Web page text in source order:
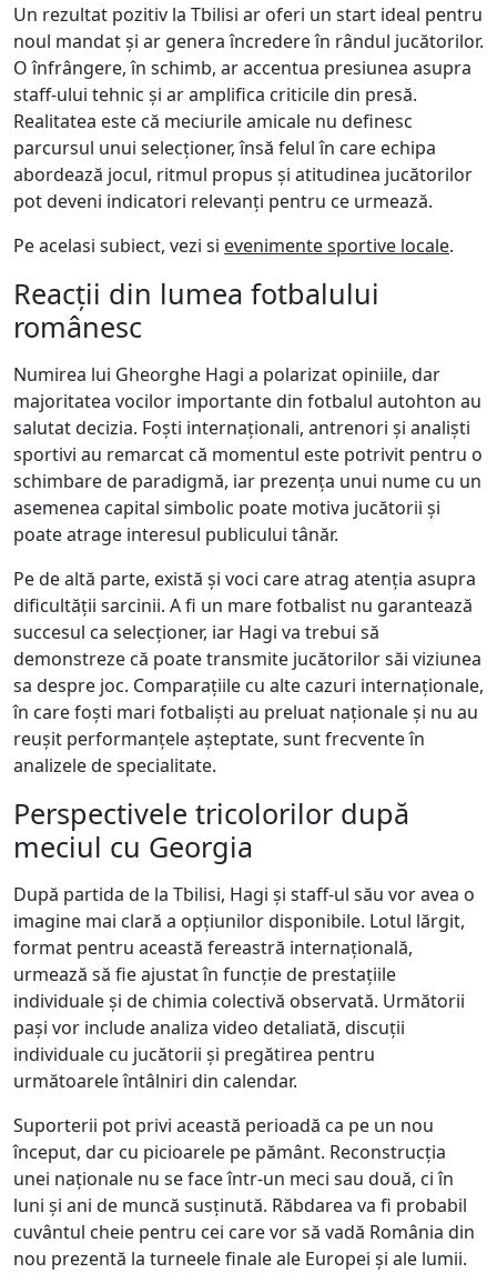
Un rezultat pozitiv la Tbilisi ar oferi un start ideal pentru
noul mandat și ar genera încredere în rândul jucătorilor.
O înfrângere, în schimb, ar accentua presiunea asupra
staff-ului tehnic și ar amplifica criticile din presă.
Realitatea este că meciurile amicale nu definesc
parcursul unui selecționer, însă felul în care echipa
abordează jocul, ritmul propus și atitudinea jucătorilor
pot deveni indicatori relevanți pentru ce urmează.
Pe acelasi subiect, vezi si evenimente sportive locale.
Reacții din lumea fotbalului
românesc
Numirea lui Gheorghe Hagi a polarizat opiniile, dar
majoritatea vocilor importante din fotbalul autohton au
salutat decizia. Foști internaționali, antrenori și analiști
sportivi au remarcat că momentul este potrivit pentru o
schimbare de paradigmă, iar prezența unui nume cu un
asemenea capital simbolic poate motiva jucătorii și
poate atrage interesul publicului tânăr.
Pe de altă parte, există și voci care atrag atenția asupra
dificultății sarcinii. A fi un mare fotbalist nu garantează
succesul ca selecționer, iar Hagi va trebui să
demonstreze că poate transmite jucătorilor săi viziunea
sa despre joc. Comparațiile cu alte cazuri internaționale,
în care foști mari fotbaliști au preluat naționale și nu au
reușit performanțele așteptate, sunt frecvente în
analizele de specialitate.
Perspectivele tricolorilor după
meciul cu Georgia
După partida de la Tbilisi, Hagi și staff-ul său vor avea o
imagine mai clară a opțiunilor disponibile. Lotul lărgit,
format pentru această fereastră internațională,
urmează să fie ajustat în funcție de prestațiile
individuale și de chimia colectivă observată. Următorii
pași vor include analiza video detaliată, discuții
individuale cu jucătorii și pregătirea pentru
următoarele întâlniri din calendar.
Suporterii pot privi această perioadă ca pe un nou
început, dar cu picioarele pe pământ. Reconstrucția
unei naționale nu se face într-un meci sau două, ci în
luni și ani de muncă susținută. Răbdarea va fi probabil
cuvântul cheie pentru cei care vor să vadă România din
nou prezentă la turneele finale ale Europei și ale lumii.